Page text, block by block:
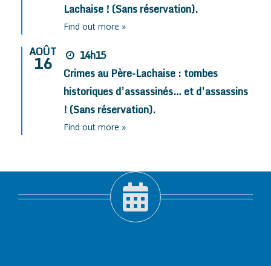
Lachaise ! (Sans réservation).
Find out more »
AOÛT
16
14h15
Crimes au Père-Lachaise : tombes
historiques d’assassinés… et d’assassins
! (Sans réservation).
Find out more »